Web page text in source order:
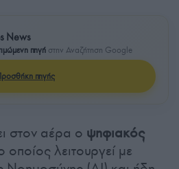
News
πηγή στην Αναζήτηση Google
πηγής
στον αέρα ο ψηφιακός
οποίος λειτουργεί με